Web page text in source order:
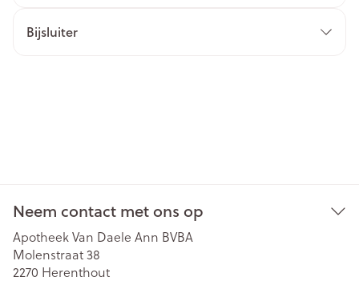
Bijsluiter
Neem contact met ons op
Apotheek Van Daele Ann BVBA
Molenstraat 38
2270 Herenthout